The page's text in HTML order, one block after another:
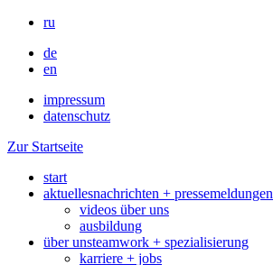
ru
de
en
impressum
datenschutz
Zur Startseite
start
aktuellesnachrichten + pressemeldungen
videos über uns
ausbildung
über unsteamwork + spezialisierung
karriere + jobs